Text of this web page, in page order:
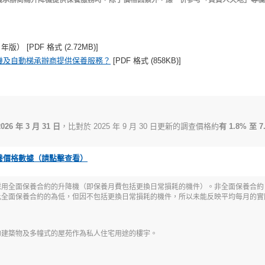
版） [PDF 格式 (2.72MB)]
自動梯承辦商提供保養服務？ [PDF 格式 (858KB)]
年 3 月 31 日 ，比對於 2025 年 9 月 30 日更新的調查價格約有 1.8% 至
格數據（請點擊查看）
全面保養合約的升降機（即保養月費包括更換日常損耗的機件）。非全面保養合
面保養合約的為低，但因不包括更換日常損耗的機件，所以未能反映平均每月的
築物及多幢式的屋苑作為私人住宅用途的樓宇。